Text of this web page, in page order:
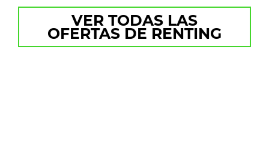
VER TODAS LAS
OFERTAS DE RENTING